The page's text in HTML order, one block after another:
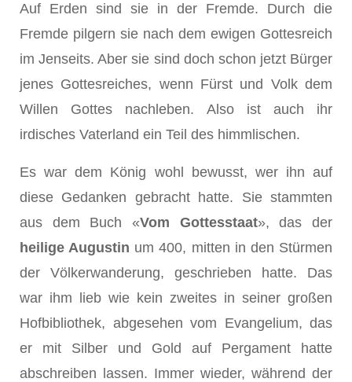
Auf Erden sind sie in der Fremde. Durch die
Fremde pilgern sie nach dem ewigen Gottesreich
im Jenseits. Aber sie sind doch schon jetzt Bürger
jenes Gottesreiches, wenn Fürst und Volk dem
Willen Gottes nachleben. Also ist auch ihr
irdisches Vater­land ein Teil des himmlischen.
Es war dem König wohl bewusst, wer ihn auf
diese Gedanken ge­bracht hatte. Sie stammten
aus dem Buch «Vom Gottesstaat», das der
heilige Augustin um 400, mitten in den Stürmen
der Völker­wanderung, geschrieben hatte. Das
war ihm lieb wie kein zweites in seiner großen
Hofbibliothek, abgesehen vom Evangelium, das
er mit Silber und Gold auf Pergament hatte
abschreiben lassen. Immer wie­der, während der